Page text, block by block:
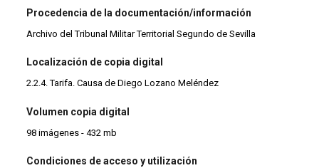
Procedencia de la documentación/información
Archivo del Tribunal Militar Territorial Segundo de Sevilla
Localización de copia digital
2.2.4. Tarifa. Causa de Diego Lozano Meléndez
Volumen copia digital
98 imágenes - 432 mb
Condiciones de acceso y utilización